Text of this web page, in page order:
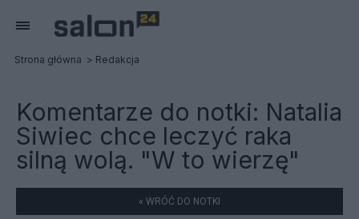
Strona główna Redakcja
Komentarze do notki: Natalia
Siwiec chce leczyć raka
silną wolą. "W to wierzę"
« WRÓĆ DO NOTKI